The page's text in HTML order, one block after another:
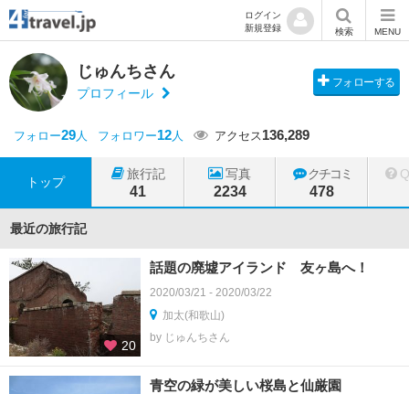
ログイン
新規登録
検索 MENU
じゅんちさん
プロフィール
フォローする
フォロー29人 フォロワー12人 アクセス136,289
トップ
旅行記
41
写真
2234
クチコミ
478
最近の旅行記
20
話題の廃墟アイランド 友ヶ島へ！
2020/03/21 - 2020/03/22
加太(和歌山)
by じゅんちさん
青空の緑が美しい桜島と仙厳園